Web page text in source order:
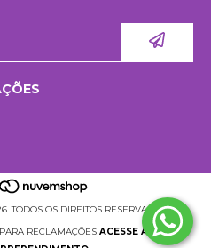
TODOS OS DIREITOS RESERVADOS.
RECLAMAÇÕES ACESSE AQUI.